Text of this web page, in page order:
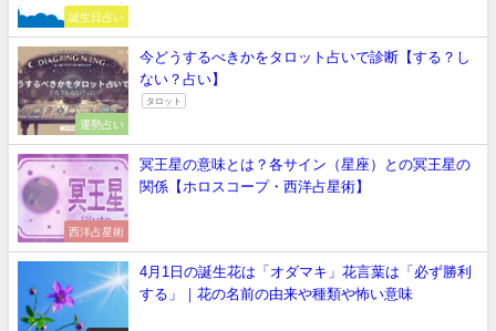
誕生日占い
運勢占い
今どうするべきかをタロット占いで診断【する？し
ない？占い】
タロット
西洋占星術
冥王星の意味とは？各サイン（星座）との冥王星の
関係【ホロスコープ・西洋占星術】
4月1日の誕生花は「オダマキ」花言葉は「必ず勝利
する」｜花の名前の由来や種類や怖い意味